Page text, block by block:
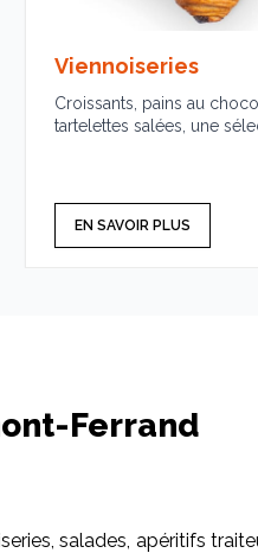
Viennoiseries
Croissants, pains au
tartelettes salées, une
EN SAVOIR PLUS
Ferrand
salades, apéritifs